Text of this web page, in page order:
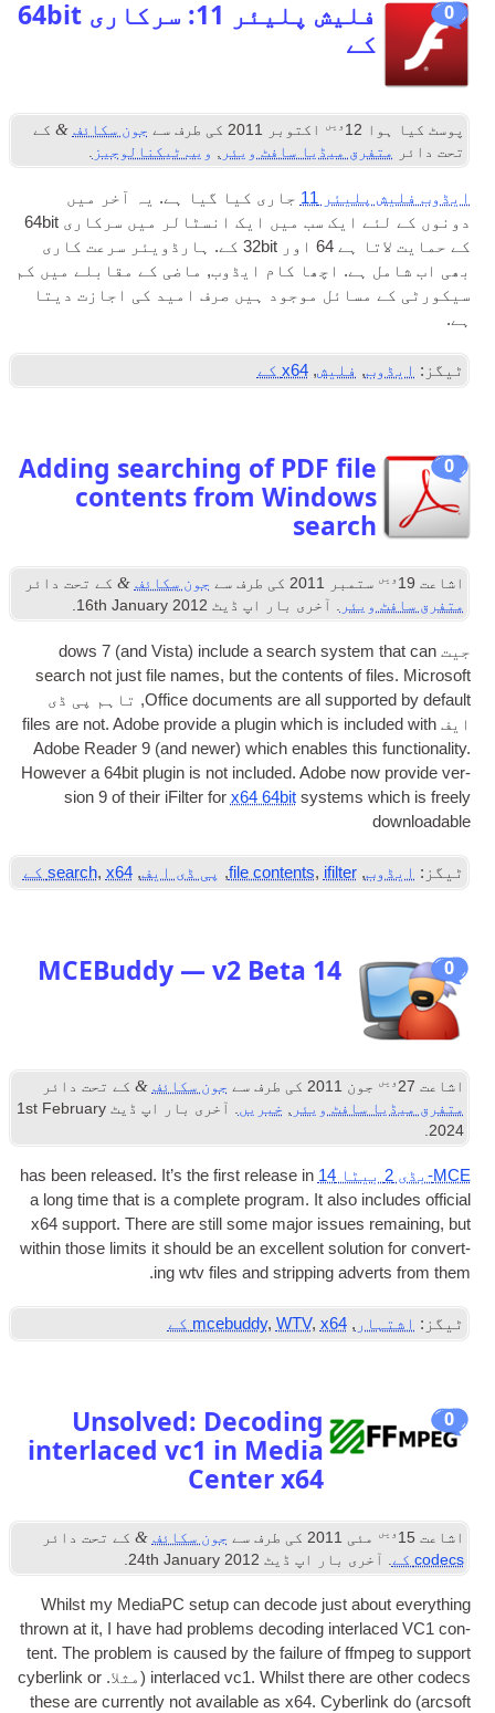
فلیش پلیئر 11: سرکاری 64bit
اکتوبر 2011 کی طرف سے جون سکائف &کے
میڈیا سافٹ ویئر ,ویب ٹیکنالوجیز
11
جاری کیا گیا ہے. یہ آخر میں
دونوں کے لئے ایک سب میں ایک انسٹالر میں سرکاری 64bit
کے حمایت لاتا ہے 64 اور 32bit کے. ہارڈویئر سرعت کاری
اچھا کام ایڈوب, ماضی کے مقابلے میں کم
موجود ہیں صرف امید کی اجازت دیتا
فلیش, x64 کے
Adding searching of PDF
contents from
2011 کی طرف سے جون سکائف &کے تحت دائر
. آخری بار اپ ڈیٹ 16th January 2012
.
and Vista)include a search
search not just file names ,but the con­tents of
Office doc­u­ments are all, تاہمپی ڈی
files are not. Adobe provide a plu­gin which is
Adobe Read­er9 (and new­er)which enables
How­ever a 64bit plu­gin is not included. Adobe
sion9of their iFil­ter for x64 64bit sys­tems
file contents, ifilter
,پی ڈی ایف,
search ,x64 کے
MCEBuddy — v2 Beta 14
کی طرف سےجون سکائف &کے تحت دائر
ویئر , خبریں. آخری بار اپ ڈیٹ 1 st February
has been released. It’s the first release in
a long time that is a com­plete pro­gram. It also
x64 sup­port. There are still some major issues
with­in those lim­its it should be an excel­lent
ing wtv files and strip­ping
.
mcebuddy,WTV , x64 کے
Unsolved: Decoding
interlaced vc1 in Media
Center x64
کی طرف سے جون سکائف &کے تحت دائر
بار اپ ڈیٹ
24th January 2012
.
Whilst my MediaPC setup can decode just
thrown at it,I have had prob­lems decod­ing
tent. The prob­lem is caused by the fail­ure of
inter­laced vc1. Whilst there(مثلا.cyber­link or
these are cur­rently not avail­able as x64.